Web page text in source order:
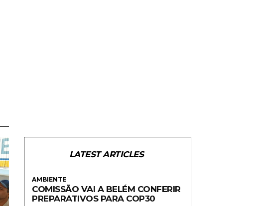
LATEST ARTICLES
AMBIENTE
COMISSÃO VAI A BELÉM CONFERIR
PREPARATIVOS PARA COP30